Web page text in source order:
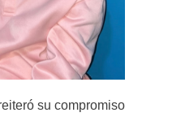
su compromiso